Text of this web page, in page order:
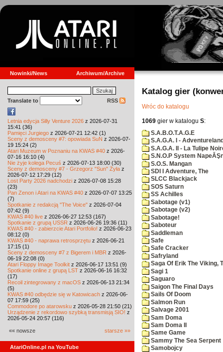
Nowinki/News Archiwum/Archive
Translate to RSS
Letnia edycja Silly Venture 2026 z 2026-07-31
15:41 (36)
Pamięci Jurgiego z 2026-07-21 12:42 (1)
Sceny z demosceny #7: opowiada SuN z 2026-07-
19 15:24 (2)
Atari Muzeum w Poznaniu na KWAS #40 z 2026-
07-16 16:10 (4)
Nie żyje kolega Pecuś z 2026-07-13 18:00 (30)
Sceny z demosceny #7 - Grzegorz "Sun" Żyła z
2026-07-12 17:29 (12)
Lost Party 2026 nadchodzi z 2026-07-08 15:28
(23)
Pan Zenon i Atari na KWAS #40 z 2026-07-07 13:25
(7)
Spotkanie z redakcją "The Voice" z 2026-07-04
07:42 (9)
KWAS #40 live z 2026-06-27 12:53 (167)
Spotkanie z grupą USSR z 2026-06-26 19:36 (11)
KWAS #40 - zabierzcie Atari Portfolio! z 2026-06-23
08:12 (0)
KWAS #40 - naprawa retrosprzętu z 2026-06-21
17:15 (1)
Sceny z demosceny #7 z Bigerem i MBR z 2026-
06-19 22:08 (0)
Atari Floppy Image Toolkit z 2026-06-17 13:51 (9)
Spotkanie online z grupą LST z 2026-06-16 16:32
(17)
Recoil zintegrowany z macOS z 2026-06-13 21:34
(5)
KWAS #40 odbędzie się w Katowicach z 2026-06-
07 17:59 (25)
Commodore po atarowsku z 2026-05-28 21:50 (21)
Urządzenie z rekordowo szybką transmisją SIO! z
2026-05-24 20:57 (116)
«« nowsze starsze »»
AtariOnline.pl na YouTube
Katalog gier
Wróc do katalogu
1069 gier w katalogu S:
S.A.B.O.T.A.G.E
S.A.G.A. I -
S.A.G.A. II - La Tulipe
S.N.O.P System
S.O.S. Mangan
SDI I Adventure, The
SLCC Blackjack
SOS Saturn
SS Achilles
Sabotage (v1)
Sabotage (v2)
Sabotage!
Saboteur
Saddleman
Safe
Safe Cracker
Safryland
Saga Of Erik The Viking,
Sagi 1
Saguaro
Saigon The Final Days
Sails Of Doom
Salmon Run
Salvage 2001
Sam Doma
Sam Doma II
Same Game
Sammy The Sea Serpent
Samobojcy